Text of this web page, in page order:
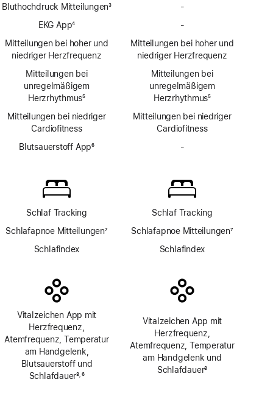
Bluthochdruck Mitteilungen3
EKG App4
Mitteilungen bei hoher und
niedriger Herzfrequenz
Mitteilungen bei
unregelmäßigem
Herzrhythmus5
Mitteilungen bei niedriger
Cardio­fitness
Blutsauerstoff App6
Schlaf Tracking
Schlafapnoe Mitteilungen7
Schlafindex
Vitalzeichen App mit
Herzfrequenz,
Atemfrequenz, Temperatur
am Handgelenk,
Blutsauerstoff und
Schlafdauer8, 6
-
teilungen
-
App
Mitteilungen bei hoher und
niedriger Herzfrequenz
Mitteilungen bei
unregelmäßigem
Herzrhythmus5
Mitteilungen bei niedriger
Cardio­fitness
-
Schlaf Tracking
Schlafapnoe Mitteilungen7
Schlafindex
Vitalzeichen App mit
Herzfrequenz,
Atemfrequenz, Temperatur
am Handgelenk und
Schlafdauer8